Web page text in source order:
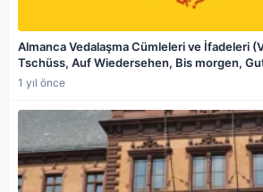
Almanca Vedalaşma Cümleleri ve İfadeleri
Tschüss, Auf Wiedersehen, Bis morgen,
Samimi Vedalaşma Örnekleri
1 yıl önce